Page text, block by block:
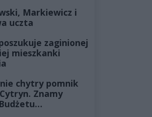
Markiewicz i
uczta
zaginionej
mieszkanki
chytry pomnik
Znamy